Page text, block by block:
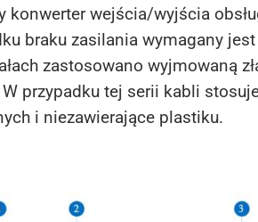
konwerter wejścia/wyjścia
braku zasilania wymagany
zastosowano wyjmowaną
W przypadku tej serii kabli
i niezawierające plastiku.